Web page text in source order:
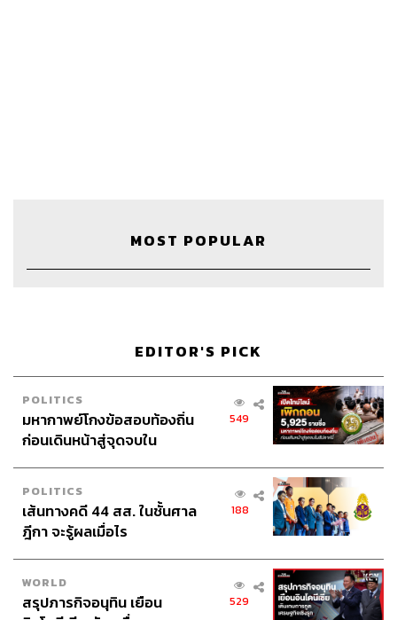
Show Producer ปวริศา ตั้งตุลานนท์
Sound Designer & Engineer กฤตพล จียะเกียรติ
Art Director อนงค์นาฏ วิวัฒนานนท์
Channel Manager เชษฐพงศ์ ชูประดิษฐ์
Proofreader ภาสิณี เพิ่มพันธุ์พงศ์
Webmaster
Social Media Admin สุทธกิตติ์​ สุทธาวรรณกุล, ธิติกร ลิ้ม
ทองมณี, ณัฐชัย ตั้งวงศ์วิวัฒน์
Archive Officer ชริน จำปาวัน
Musicwestonemusic.com
MOST POPULAR
EDITOR'S PICK
POLITICS
มหากาพย์โกงข้อสอบท้องถิ่น
ก่อนเดินหน้าสู่จุดจบใน
549
POLITICS
เส้นทางคดี 44 สส. ในชั้นศาล
ฎีกา จะรู้ผลเมื่อไร
188
WORLD
สรุปภารกิจอนุทิน เยือน
529